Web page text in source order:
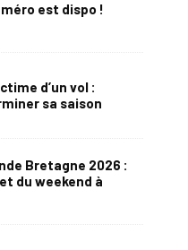
est dispo !
d’un vol :
sa saison
Bretagne 2026 :
du weekend à